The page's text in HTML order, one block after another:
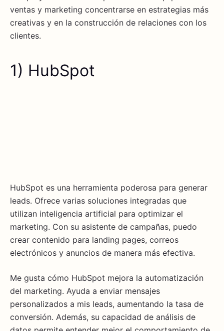
ventas y marketing concentrarse en estrategias más
creativas y en la construcción de relaciones con los
clientes.
1) HubSpot
HubSpot es una herramienta poderosa para generar
leads. Ofrece varias soluciones integradas que
utilizan inteligencia artificial para optimizar el
marketing. Con su asistente de campañas, puedo
crear contenido para landing pages, correos
electrónicos y anuncios de manera más efectiva.
Me gusta cómo HubSpot mejora la automatización
del marketing. Ayuda a enviar mensajes
personalizados a mis leads, aumentando la tasa de
conversión. Además, su capacidad de análisis de